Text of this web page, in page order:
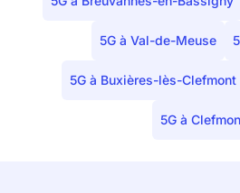
5G à Val-de-Meuse
5G à Buxières-lès-Clefmont
5G à